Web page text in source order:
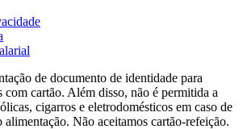
de documento de identidade para
com cartão. Além disso, não é permitida a
cigarros e eletrodomésticos em caso de
alimentação. Não aceitamos cartão-refeição.